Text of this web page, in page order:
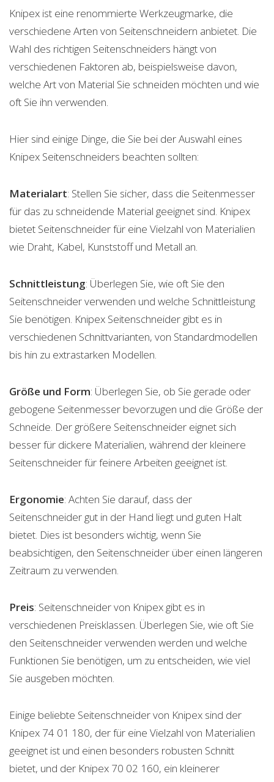
Knipex ist eine renommierte Werkzeugmarke, die
verschiedene Arten von Seitenschneidern anbietet. Die
Wahl des richtigen Seitenschneiders hängt von
verschiedenen Faktoren ab, beispielsweise davon,
welche Art von Material Sie schneiden möchten und wie
oft Sie ihn verwenden.
Hier sind einige Dinge, die Sie bei der Auswahl eines
Knipex Seitenschneiders beachten sollten:
Materialart: Stellen Sie sicher, dass die Seitenmesser
für das zu schneidende Material geeignet sind. Knipex
bietet Seitenschneider für eine Vielzahl von Materialien
wie Draht, Kabel, Kunststoff und Metall an.
Schnittleistung: Überlegen Sie, wie oft Sie den
Seitenschneider verwenden und welche Schnittleistung
Sie benötigen. Knipex Seitenschneider gibt es in
verschiedenen Schnittvarianten, von Standardmodellen
bis hin zu extrastarken Modellen.
Größe und Form: Überlegen Sie, ob Sie gerade oder
gebogene Seitenmesser bevorzugen und die Größe der
Schneide. Der größere Seitenschneider eignet sich
besser für dickere Materialien, während der kleinere
Seitenschneider für feinere Arbeiten geeignet ist.
Ergonomie: Achten Sie darauf, dass der
Seitenschneider gut in der Hand liegt und guten Halt
bietet. Dies ist besonders wichtig, wenn Sie
beabsichtigen, den Seitenschneider über einen längeren
Zeitraum zu verwenden.
Preis: Seitenschneider von Knipex gibt es in
verschiedenen Preisklassen. Überlegen Sie, wie oft Sie
den Seitenschneider verwenden werden und welche
Funktionen Sie benötigen, um zu entscheiden, wie viel
Sie ausgeben möchten.
Einige beliebte Seitenschneider von Knipex sind der
Knipex 74 01 180, der für eine Vielzahl von Materialien
geeignet ist und einen besonders robusten Schnitt
bietet, und der Knipex 70 02 160, ein kleinerer